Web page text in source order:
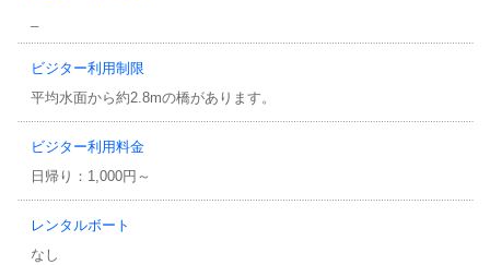
ビジター利用制限
平均水面から約2.8mの橋があります。
ビジター利用料金
日帰り：1,000円～
レンタルボート
なし